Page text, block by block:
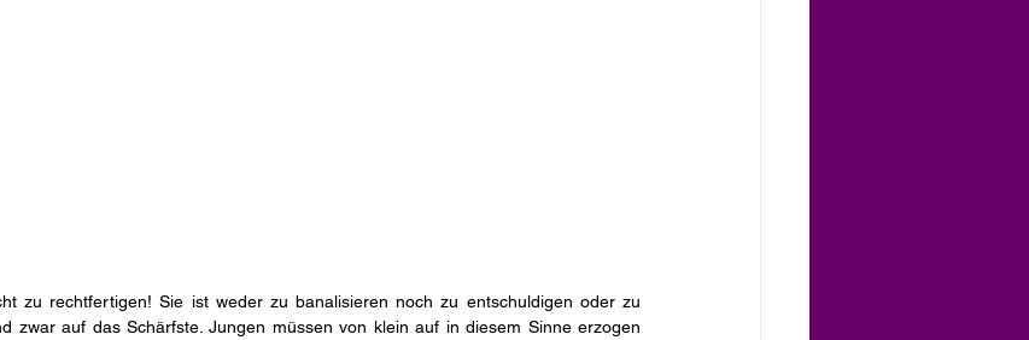
zu rechtfertigen! Sie ist weder zu banalisieren noch zu entschuldigen oder zu
zwar auf das Schärfste. Jungen müssen von klein auf in diesem Sinne erzogen